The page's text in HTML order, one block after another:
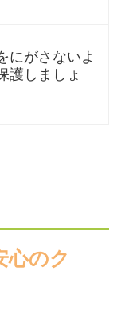
にがさないよ
護しましょ
心のク